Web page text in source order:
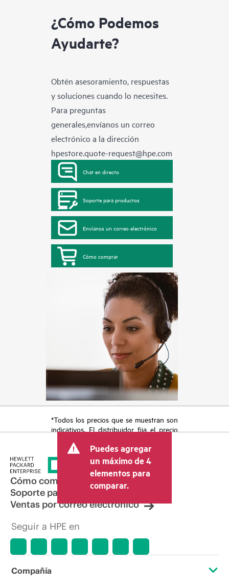
¿Cómo Podemos
Ayudarte?
Obtén asesoramiento, respuestas
y soluciones cuando lo necesites.
Para preguntas
generales,envíanos un correo
electrónico a la dirección
hpestore.quote-request@hpe.com
Chat en directo
Soporte para productos
Envíanos un correo electrónico
Cómo comprar
*Todos los precios que se muestran son
indicativos. El distribuidor fija el precio
otros conceptos, como los impuestos a
la venta, el IVA y el envío. El precio de la
transacción que establece el distribuidor
puede variar con respecto a otros
distribuidores y al precio indicativo
mostrado. El precio indicativo puede
incluir ofertas promocionales por tiempo
hacer ajustes de precios en cualquier
condiciones del mercado,
Puedes agregar
un máximo de 4
elementos para
comparar.
Cómo comprar
Soporte para productos
Ventas por correo electrónico
Seguir a HPE en
Compañía